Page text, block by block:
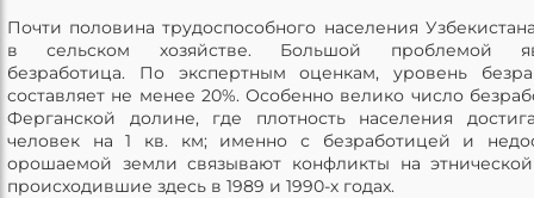
Почти половина трудоспособного населения
в сельском хозяйстве. Большой проблемой
безработица. По экспертным оценкам, уровень
составляет не менее 20%. Особенно велико число
Ферганской долине, где плотность населения
человек на 1 кв. км; именно с безработицей и
орошаемой земли связывают конфликты на
происходившие здесь в 1989 и 1990-х годах.